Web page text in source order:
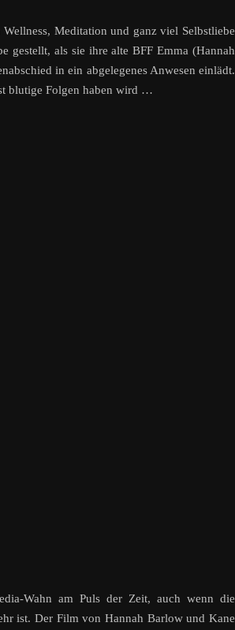
Meditation und ganz viel Selbstliebe
gestellt, als sie ihre alte BFF Emma (Hannah
in ein abgelegenes Anwesen einlädt.
blutige Folgen haben wird …
Wahn am Puls der Zeit, auch wenn die
ist. Der Film von Hannah Barlow und Kane